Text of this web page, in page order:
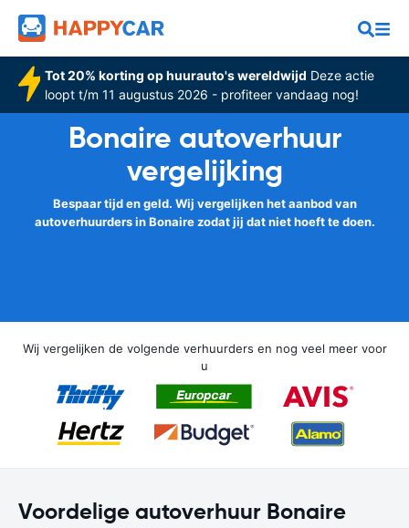
Tot 20% korting op huurauto's wereldwijd Deze actie
loopt t/m 11 augustus 2026 - profiteer vandaag nog!
Bonaire autoverhuur
vergelijking
Bespaar tijd en geld. Wij vergelijken het aanbod van
autoverhuurders in Bonaire zodat jij dat niet hoeft te doen.
Wij vergelijken de volgende verhuurders en nog veel meer voor
u
Voordelige autoverhuur Bonaire